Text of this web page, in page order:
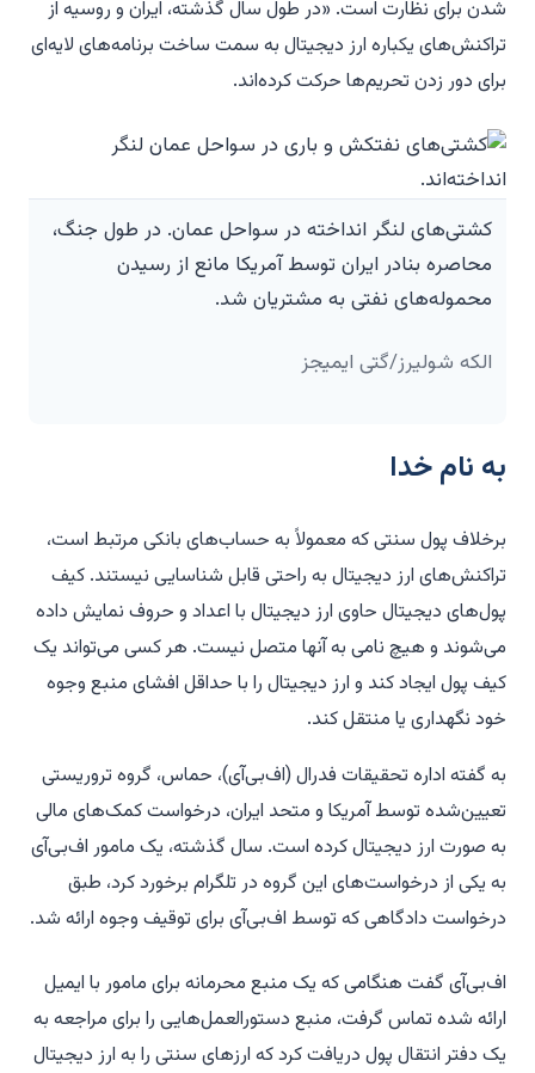
شدن برای نظارت است. «در طول سال گذشته، ایران و روسیه از
تراکنش‌های یکباره ارز دیجیتال به سمت ساخت برنامه‌های لایه‌ای
برای دور زدن تحریم‌ها حرکت کرده‌اند.
کشتی‌های لنگر انداخته در سواحل عمان. در طول جنگ،
محاصره بنادر ایران توسط آمریکا مانع از رسیدن
محموله‌های نفتی به مشتریان شد.
الکه شولیرز/گتی ایمیجز
به نام خدا
برخلاف پول سنتی که معمولاً به حساب‌های بانکی مرتبط است،
تراکنش‌های ارز دیجیتال به راحتی قابل شناسایی نیستند. کیف
پول‌های دیجیتال حاوی ارز دیجیتال با اعداد و حروف نمایش داده
می‌شوند و هیچ نامی به آنها متصل نیست. هر کسی می‌تواند یک
کیف پول ایجاد کند و ارز دیجیتال را با حداقل افشای منبع وجوه
خود نگهداری یا منتقل کند.
به گفته اداره تحقیقات فدرال (اف‌بی‌آی)، حماس، گروه تروریستی
تعیین‌شده توسط آمریکا و متحد ایران، درخواست کمک‌های مالی
به صورت ارز دیجیتال کرده است. سال گذشته، یک مامور اف‌بی‌آی
به یکی از درخواست‌های این گروه در تلگرام برخورد کرد، طبق
درخواست دادگاهی که توسط اف‌بی‌آی برای توقیف وجوه ارائه شد.
اف‌بی‌آی گفت هنگامی که یک منبع محرمانه برای مامور با ایمیل
ارائه شده تماس گرفت، منبع دستورالعمل‌هایی را برای مراجعه به
یک دفتر انتقال پول دریافت کرد که ارزهای سنتی را به ارز دیجیتال